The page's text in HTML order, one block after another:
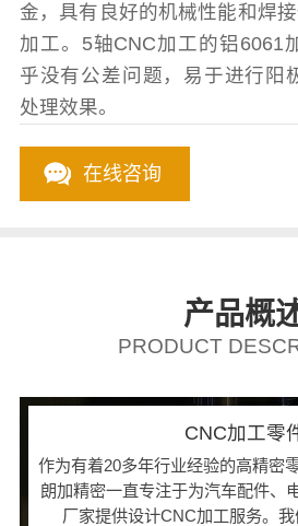
金，具有良好的机械性能和焊
加工。5轴CNC加工的铝6061
乎没有公差问题，易于进行阳
处理效果。
在线咨询
产品概
PRODUCT
CNC加工零
作为有着20多年行业经验的高精密
朗加精密一直专注于为汽车配件、
厂家提供设计CNC加工服务。